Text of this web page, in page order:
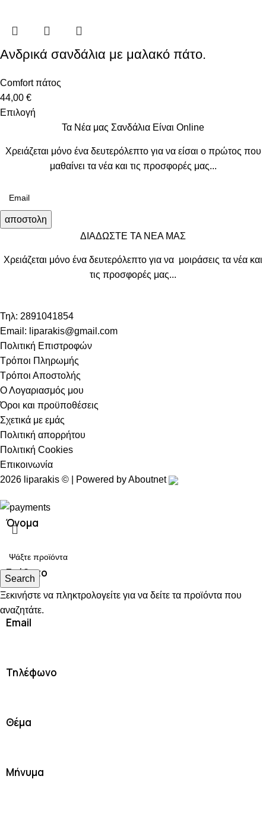
Ανδρικά σανδάλια με μαλακό πάτο.
Comfort πάτος
44,00 €
Επιλογή
Τα Νέα μας Σανδάλια Είναι Online
Χρειάζεται μόνο ένα δευτερόλεπτο για να είσαι ο πρώτος που
μαθαίνει τα νέα και τις προσφορές μας...
αποστολη
ΔΙΑΔΩΣΤΕ ΤΑ ΝΕΑ ΜΑΣ
Χρειάζεται μόνο ένα δευτερόλεπτο για να μοιράσεις τα νέα και
τις προσφορές μας...
Τηλ: 2891041854
Email: liparakis@gmail.com
Πολιτική Επιστροφών
Τρόποι Πληρωμής
Τρόποι Αποστολής
Ο Λογαριασμός μου
Όροι και προϋποθέσεις
Σχετικά με εμάς
Πολιτική απορρήτου
Πολιτική Cookies
Επικοινωνία
2026 liparakis © | Powered byAboutnet
Search
Ξεκινήστε να πληκτρολογείτε για να δείτε τα προϊόντα που
αναζητάτε.
Όνομα
Επίθετο
Email
Τηλέφωνο
Θέμα
Μήνυμα